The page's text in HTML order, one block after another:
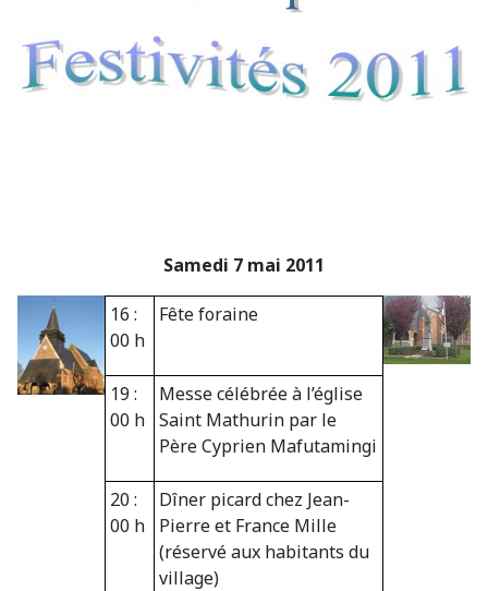
Samedi 7 mai 2011
16 :
00 h
Fête foraine
19 :
00 h
Messe célébrée à l’église
Saint Mathurin par le
Père Cyprien Mafutamingi
20 :
00 h
Dîner picard chez Jean-
Pierre et France Mille
(réservé aux habitants du
village)